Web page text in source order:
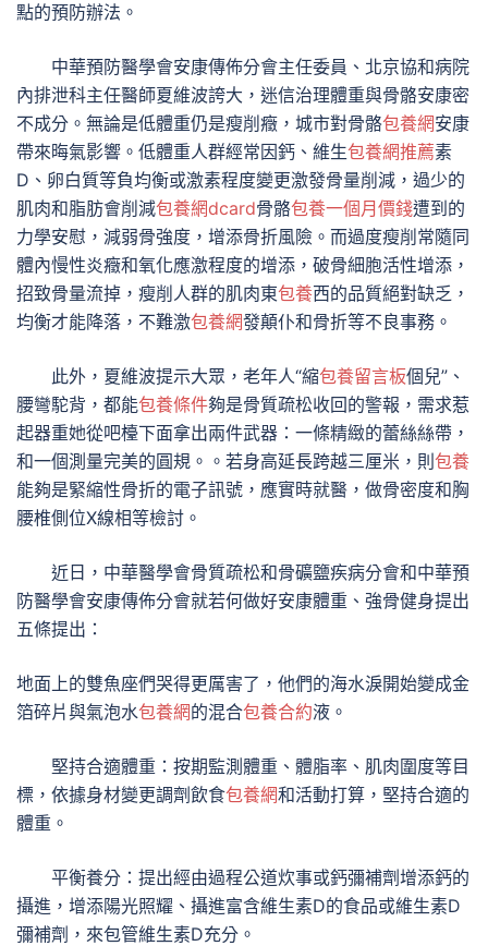
點的預防辦法。
中華預防醫學會安康傳佈分會主任委員、北京協和病院
內排泄科主任醫師夏維波誇大，迷信治理體重與骨骼安康密
不成分。無論是低體重仍是瘦削癥，城市對骨骼包養網安康
帶來晦氣影響。低體重人群經常因鈣、維生包養網推薦素
D、卵白質等負均衡或激素程度變更激發骨量削減，過少的
肌肉和脂肪會削減包養網dcard骨骼包養一個月價錢遭到的
力學安慰，減弱骨強度，增添骨折風險。而過度瘦削常隨同
體內慢性炎癥和氧化應激程度的增添，破骨細胞活性增添，
招致骨量流掉，瘦削人群的肌肉東包養西的品質絕對缺乏，
均衡才能降落，不難激包養網發顛仆和骨折等不良事務。
此外，夏維波提示大眾，老年人“縮包養留言板個兒”、
腰彎駝背，都能包養條件夠是骨質疏松收回的警報，需求惹
起器重她從吧檯下面拿出兩件武器：一條精緻的蕾絲絲帶，
和一個測量完美的圓規。。若身高延長跨越三厘米，則 包養
能夠是緊縮性骨折的電子訊號，應實時就醫，做骨密度和胸
腰椎側位X線相等檢討。
近日，中華醫學會骨質疏松和骨礦鹽疾病分會和中華預
防醫學會安康傳佈分會就若何做好安康體重、強骨健身提出
五條提出：
地面上的雙魚座們哭得更厲害了，他們的海水淚開始變成金
箔碎片與氣泡水包養網的混合包養合約液。
堅持合適體重：按期監測體重、體脂率、肌肉圍度等目
標，依據身材變更調劑飲食包養網和活動打算，堅持合適的
體重。
平衡養分：提出經由過程公道炊事或鈣彌補劑增添鈣的
攝進，增添陽光照耀、攝進富含維生素D的食品或維生素D
彌補劑，來包管維生素D充分。